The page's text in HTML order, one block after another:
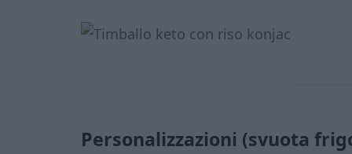
Personalizzazioni (svuota